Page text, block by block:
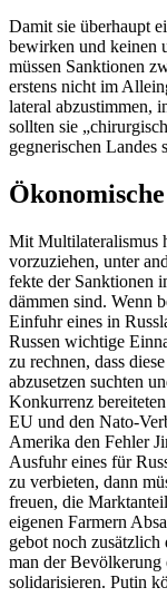
Damit sie überhaupt
bewirken und keinen
müssen Sanktionen
erstens nicht im
la­teral abzustimmen,
sollten sie
gegne­ri­schen Landes
Mit Multi­la­te­ra­lismus
vorzu­ziehen, unter
fekte der Sanktionen
dämmen sind. Wenn
Einfuhr eines in
Russen wichtige
zu rechnen, dass
abzusetzen suchten
Konkurrenz
EU und den Nato-
Amerika den Fehler
Ausfuhr eines für
zu verbieten, dann
freuen, die
eigenen Farmern
gebot noch
man der
solida­ri­sieren. Putin